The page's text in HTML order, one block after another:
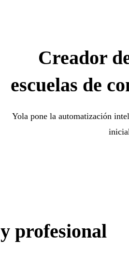
Creador
escuelas de
Yola pone la automatización
profesional